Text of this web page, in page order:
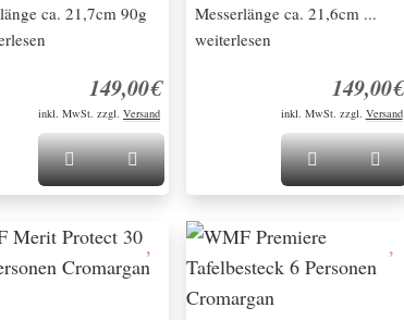
ca. 21,7cm 90g
149,00€
inkl. MwSt. zzgl. Versand
Messerlänge ca. 21,6cm ...
weiterlesen
149,00€
inkl. MwSt. zzgl. Versand